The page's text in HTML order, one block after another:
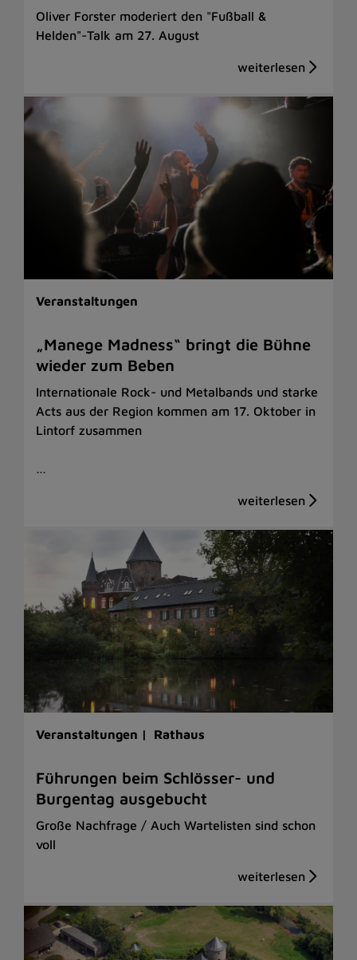
Oliver Forster moderiert den "Fußball &
Helden"-Talk am 27. August
Veranstaltungen
„Manege Madness“ bringt die Bühne
wieder zum Beben
Internationale Rock- und Metalbands und starke
Acts aus der Region kommen am 17. Oktober in
Lintorf zusammen
…
Veranstaltungen | Rathaus
Führungen beim Schlösser- und
Burgentag ausgebucht
Große Nachfrage / Auch Wartelisten sind schon
voll